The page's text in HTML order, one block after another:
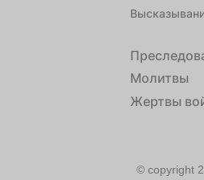
Молитвы
Жертвы
© copyright